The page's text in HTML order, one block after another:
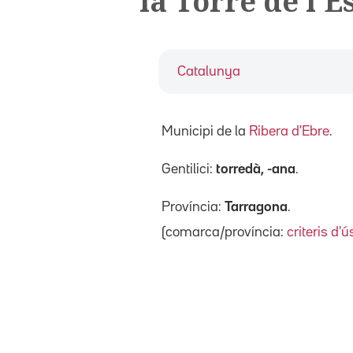
Catalunya
Municipi de la Ribera d'Ebre.
Gentilici: torredà, -ana.
Província: Tarragona.
(comarca/província: criteris